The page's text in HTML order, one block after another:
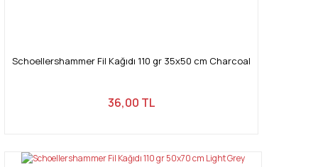
Schoellershammer Fil Kağıdı 110 gr 35x50 cm Charcoal
36,00 TL